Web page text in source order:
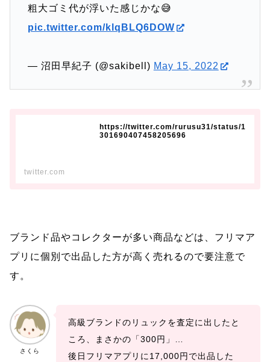
粗大ゴミ代が浮いた感じかな😅
pic.twitter.com/klqBLQ6DOW
— 沼田早紀子 (@sakibell) May 15, 2022
https://twitter.com/rurusu31/status/1
301690407458205696
twitter.com
ブランド品やコレクターが多い商品などは、フリマア
プリに個別で出品した方が高く売れるので要注意で
す。
さくら
高級ブランドのリュックを査定に出したと
ころ、まさかの「300円」…
後日フリマアプリに17,000円で出品した